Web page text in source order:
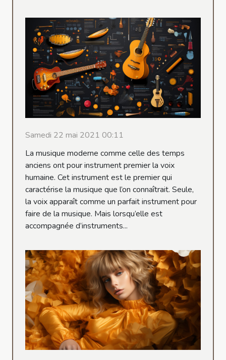
Samedi 22 mai 2021 00:11
La musique moderne comme celle des temps
anciens ont pour instrument premier la voix
humaine. Cet instrument est le premier qui
caractérise la musique que l’on connaîtrait. Seule,
la voix apparaît comme un parfait instrument pour
faire de la musique. Mais lorsqu’elle est
accompagnée d’instruments...